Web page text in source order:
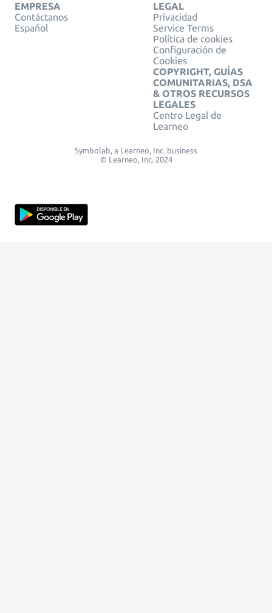
EMPRESA
Contáctanos
Español
LEGAL
Privacidad
Service Terms
Política de cookies
Configuración de
Cookies
COPYRIGHT, GUÍAS
COMUNITARIAS, DSA
& OTROS RECURSOS
LEGALES
Centro Legal de
Learneo
Symbolab, a Learneo, Inc. business
© Learneo, Inc. 2024